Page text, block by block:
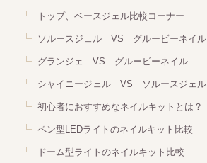
トップ、ベースジェル比較コーナー
ソルースジェル VS グルービーネイル
グランジェ VS グルービーネイル
シャイニージェル VS ソルースジェル
初心者におすすめなネイルキットとは？
ペン型LEDライトのネイルキット比較
ドーム型ライトのネイルキット比較